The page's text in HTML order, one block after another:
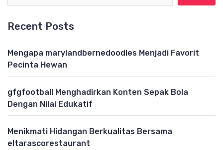
Recent Posts
Mengapa marylandbernedoodles Menjadi Favorit
Pecinta Hewan
gfgfootball Menghadirkan Konten Sepak Bola
Dengan Nilai Edukatif
Menikmati Hidangan Berkualitas Bersama
eltarascorestaurant